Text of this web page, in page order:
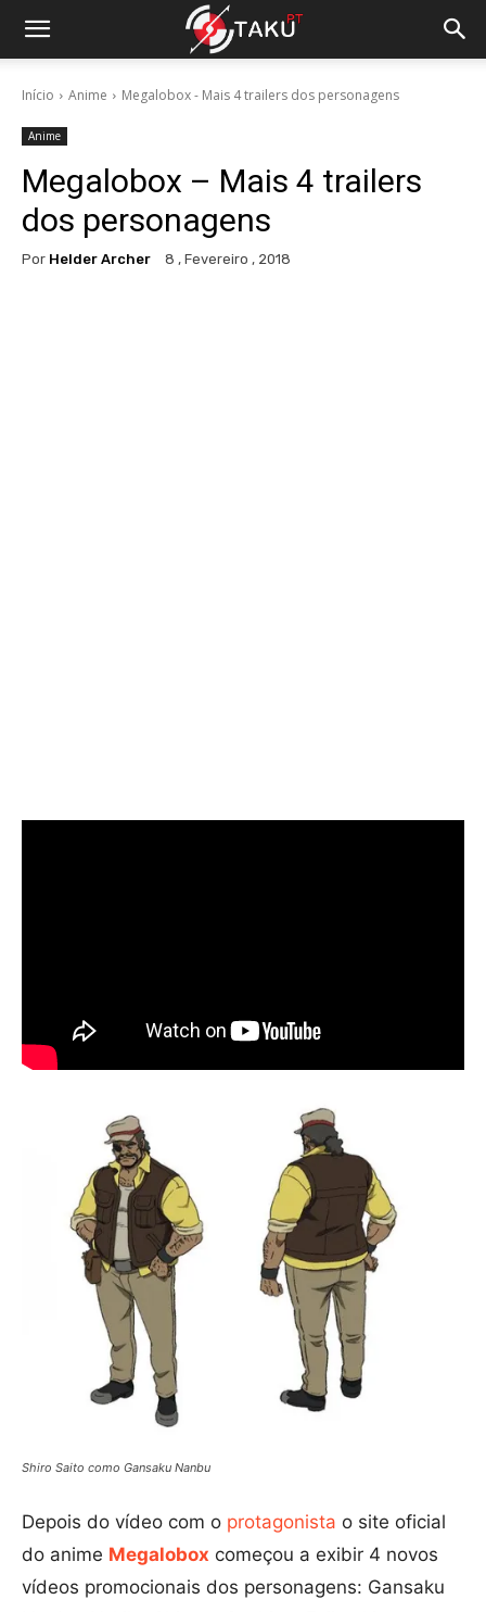
Início Anime Megalobox - Mais 4 trailers dos personagens
Anime
Megalobox – Mais 4 trailers
dos personagens
Por Helder Archer 8 , Fevereiro , 2018
Shiro Saito como Gansaku Nanbu
Depois do vídeo com o protagonista o site oficial
do anime Megalobox começou a exibir 4 novos
vídeos promocionais dos personagens: Gansaku